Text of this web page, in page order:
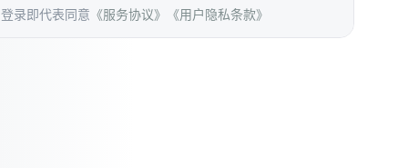
登录即代表同意 《服务协议》 《用户隐私条款》